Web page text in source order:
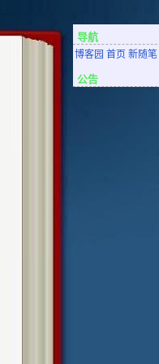
导航
博客园 首页新随笔
公告